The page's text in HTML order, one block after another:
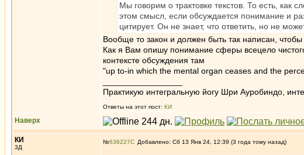
Мы говорим о трактовке текстов. То есть, как
этом смысл, если обсуждается понимание и
цитирует. Он не знает, что ответить, но не
Вообще то закон и должен быть так написан,
Как я Вам опишу понимание сферы всецело
контексте обсуждения там
"up to-in which the mental organ ceases and the
Практикую интегральную йогу Шри Ауробиндо,
Ответы на этот пост: КИ
Наверх
КИ
3Д
№638227 Добавлено: Сб 13 Янв 24, 12:39 (3 года тому назад)